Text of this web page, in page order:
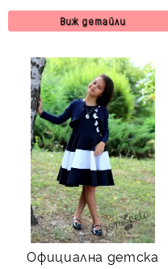
Виж детайли
Официална детска